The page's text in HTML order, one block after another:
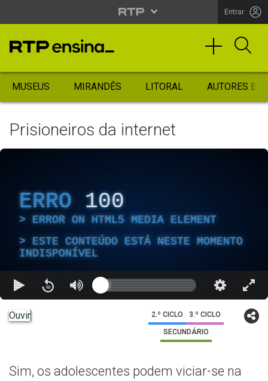
Entrar
MUSEUS MIRANDÊS LITORAL AUTORES
Prisioneiros da internet
ERRO 100
ERROR ON HTML5 MEDIA ELEMENT
ESTE CONTEÚDO ESTÁ NESTE MOMENTO
INDISPONÍVEL
Ouvir 2.º CICLO 3.º CICLO
SECUNDÁRIO
Sim, os adolescentes podem viciar-se na